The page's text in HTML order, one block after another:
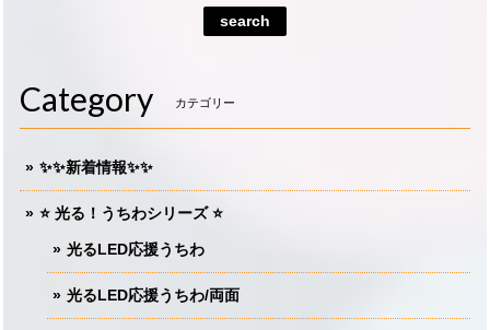
search
Category カテゴリー
✨✨新着情報✨✨
⭐️ 光る！うちわシリーズ ⭐️
光るLED応援うちわ
光るLED応援うちわ/両面